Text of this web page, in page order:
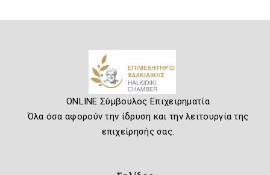
ONLINE Σύμβουλος Επιχειρηματία
Όλα όσα αφορούν την ίδρυση και την λειτουργία της
επιχείρησής σας.